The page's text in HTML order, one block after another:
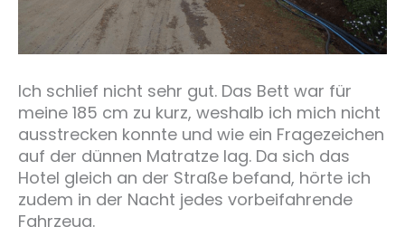
Ich schlief nicht sehr gut. Das Bett war für
meine 185 cm zu kurz, weshalb ich mich nicht
ausstrecken konnte und wie ein Fragezeichen
auf der dünnen Matratze lag. Da sich das
Hotel gleich an der Straße befand, hörte ich
zudem in der Nacht jedes vorbeifahrende
Fahrzeug.